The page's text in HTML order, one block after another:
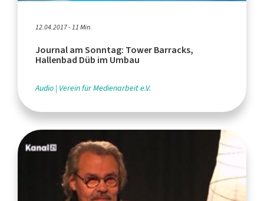
12.04.2017 - 11 Min.
Journal am Sonntag: Tower Barracks,
Hallenbad Düb im Umbau
Audio Verein für Medienarbeit e.V.